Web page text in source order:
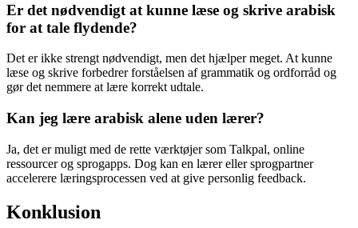
Er det nødvendigt at kunne læse og skrive arabisk
for at tale flydende?
Det er ikke strengt nødvendigt, men det hjælper meget. At kunne
læse og skrive forbedrer forståelsen af grammatik og ordforråd og
gør det nemmere at lære korrekt udtale.
Kan jeg lære arabisk alene uden lærer?
Ja, det er muligt med de rette værktøjer som Talkpal, online
ressourcer og sprogapps. Dog kan en lærer eller sprogpartner
accelerere læringsprocessen ved at give personlig feedback.
Konklusion